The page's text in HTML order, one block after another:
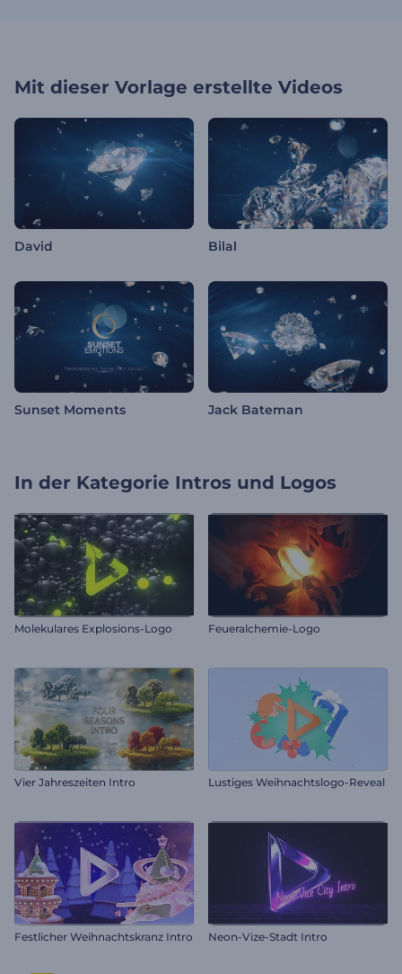
Mit dieser Vorlage erstellte Videos
David Bilal
Sunset Moments Jack Bateman
In der Kategorie Intros und Logos
Molekulares Explosions-Logo Feueralchemie-Logo
Vier Jahreszeiten Intro Lustiges Weihnachtslogo-Reveal
Festlicher Weihnachtskranz Intro Neon-Vize-Stadt Intro